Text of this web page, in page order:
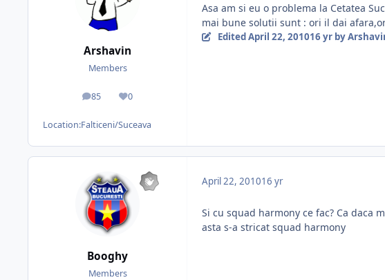
Arshavin
Members
85
posts 0
Reputation
Location:Falticeni/Suceava
Asa am si eu o problema la Cetatea
mai bune solutii sunt : ori il dai
EditedApril 22, 201016 yrby
Booghy
Members
April 22, 201016 yr
Si cu squad harmony ce fac? Ca daca
asta s-a stricat squad harmony